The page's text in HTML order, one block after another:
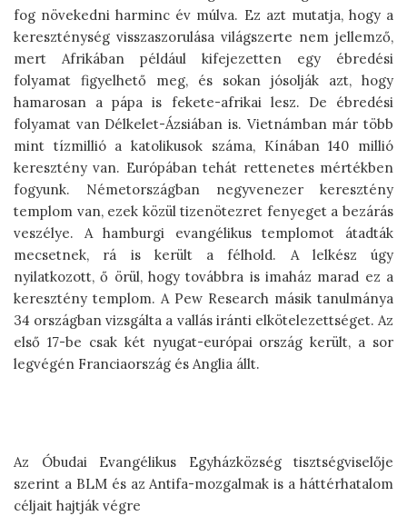
fog növekedni harminc év múlva. Ez azt mutatja, hogy a
kereszténység visszaszorulása világszerte nem jellemző,
mert Afrikában például kifejezetten egy ébredési
folyamat figyelhető meg, és sokan jósolják azt, hogy
hamarosan a pápa is fekete-afrikai lesz. De ébredési
folyamat van Délkelet-Ázsiában is. Vietnámban már több
mint tízmillió a katolikusok száma, Kínában 140 millió
keresztény van. Európában tehát rettenetes mértékben
fogyunk. Németországban negyvenezer keresztény
templom van, ezek közül tizenötezret fenyeget a bezárás
veszélye. A hamburgi evangélikus templomot átadták
mecsetnek, rá is került a félhold. A lelkész úgy
nyilatkozott, ő örül, hogy továbbra is imaház marad ez a
keresztény templom. A Pew Research másik tanulmánya
34 országban vizsgálta a vallás iránti elkötelezettséget. Az
első 17-be csak két nyugat-európai ország került, a sor
legvégén Franciaország és Anglia állt.
Az Óbudai Evangélikus Egyházközség tisztségviselője
szerint a BLM és az Antifa-mozgalmak is a háttérhatalom
céljait hajtják végre